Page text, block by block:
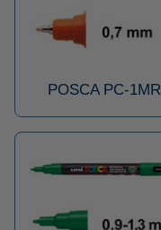
POSCA PC-1MR